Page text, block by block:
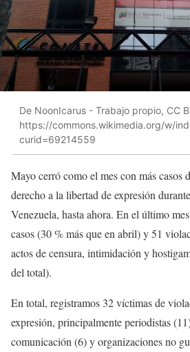
De NoonIcarus - Trabajo propio, CC
https://commons.wikimedia.org/w/
curid=69214559
Mayo cerró como el mes con más casos
derecho a la libertad de expresión
Venezuela, hasta ahora. En el último
casos (30 % más que en abril) y 51
actos de censura, intimidación y
del total).
En total, registramos 32 víctimas de
expresión, principalmente periodistas
comunicación (6) y organizaciones no